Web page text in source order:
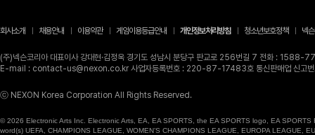
회사소개 채용안내 이용약관 게임이용등급안내 개인정보처리방침 청소년보호정책 넥
(주)넥슨코리아 대표이사 강대현·김정욱 경기도 성남시 분당구 판교로 256번길 7 전화 :
E-mail : contact-us@nexon.co.kr 사업자등록번호 : 220-87-17483호 통신판매업 신고
ⓒ NEXON Korea Corporation All Rights Reserved.
© 2026 Electronic Arts Inc. Electronic Arts, EA, EA SPORTS, the EA SPORTS logo, EA
word(s) UEFA, CHAMPIONS LEAGUE, WOMEN’S CHAMPIONS LEAGUE, EUROPA LEAGUE,